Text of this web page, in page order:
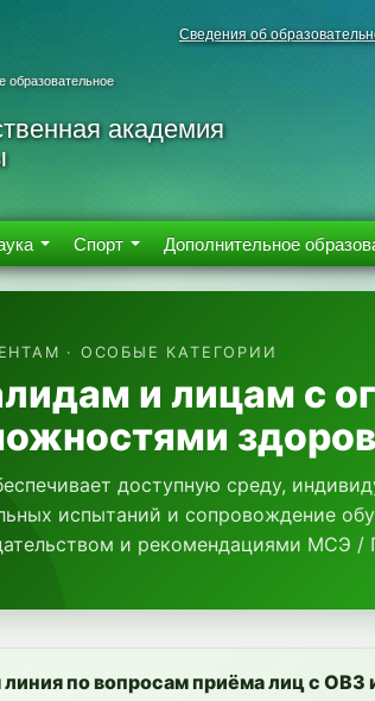
Сведения об
образовательное
академия
Спорт Дополнительное
· ОСОБЫЕ КАТЕГОРИИ
и лицам с
доступную среду,
испытаний и сопровождение
и рекомендациями МСЭ
линия по вопросам приёма лиц с ОВЗ